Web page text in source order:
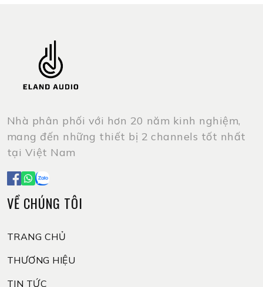
Nhà phân phối với hơn 20 năm kinh nghiệm,
mang đến những thiết bị 2 channels tốt nhất
tại Việt Nam
VỀ CHÚNG TÔI
TRANG CHỦ
THƯƠNG HIỆU
TIN TỨC